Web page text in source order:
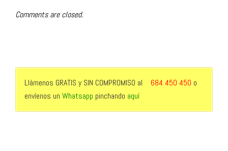
Comments are closed.
Llámenos GRATIS y SIN COMPROMISO al 684 450 450 o
envíenos un Whatsapp pinchando aquí